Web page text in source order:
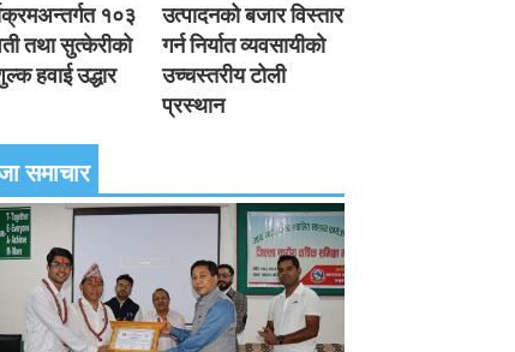
१०३
तथा सुत्केरीको
हवाई उद्धार
उत्पादनको बजार विस्तार
गर्न निर्यात व्यवसायीको
उच्चस्तरीय टोली
प्रस्थान
समाचार